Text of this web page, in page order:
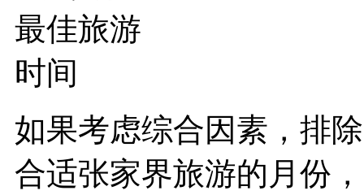
如果考虑综合因素，排
合适张家界旅游的月份